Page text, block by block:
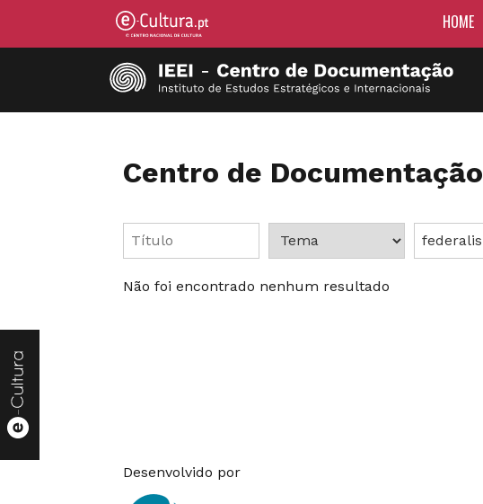
HOME
Centro de Documentação
Não foi encontrado nenhum resultado
Desenvolvido por